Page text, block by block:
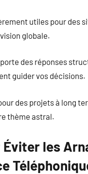
utiles pour des
globale.
des réponses
guider vos décisions.
des projets à long
thème astral.
Éviter les